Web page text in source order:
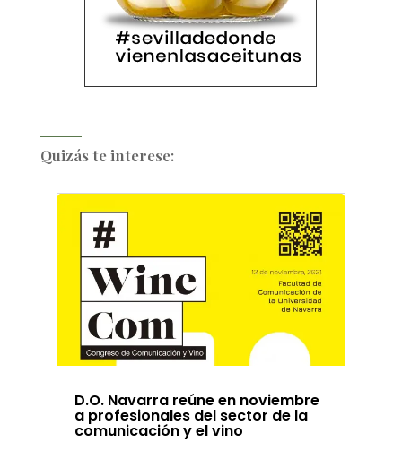
Quizás te interese:
D.O. Navarra reúne en noviembre
a profesionales del sector de la
comunicación y el vino